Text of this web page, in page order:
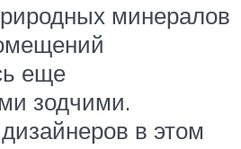
минералов
еще
зодчими.
в этом